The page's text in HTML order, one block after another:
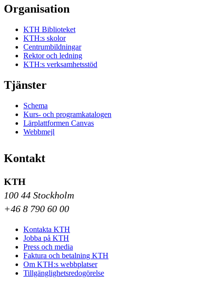
Organisation
KTH Biblioteket
KTH:s skolor
Centrumbildningar
Rektor och ledning
KTH:s verksamhetsstöd
Tjänster
Schema
Kurs- och programkatalogen
Lärplattformen Canvas
Webbmejl
Kontakt
KTH
100 44 Stockholm
+46 8 790 60 00
Kontakta KTH
Jobba på KTH
Press och media
Faktura och betalning KTH
Om KTH:s webbplatser
Tillgänglighetsredogörelse